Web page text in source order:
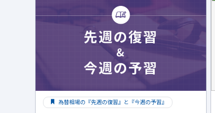
為替相場の『先週の復習』と『今週の予習』